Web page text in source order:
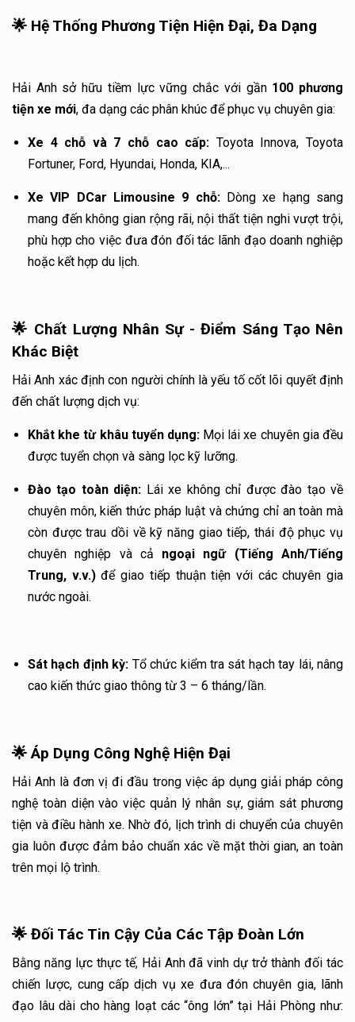
🌟 Hệ Thống Phương Tiện Hiện Đại, Đa Dạng
Hải Anh sở hữu tiềm lực vững chắc với gần 100 phương
tiện xe mới, đa dạng các phân khúc để phục vụ chuyên gia:
Xe 4 chỗ và 7 chỗ cao cấp: Toyota Innova, Toyota
Fortuner, Ford, Hyundai, Honda, KIA,...
Xe VIP DCar Limousine 9 chỗ:Dòng xe hạng sang
mang đến không gian rộng rãi, nội thất tiện nghi vượt trội,
phù hợp cho việc đưa đón đối tác lãnh đạo doanh nghiệp
hoặc kết hợp du lịch.
🌟 Chất Lượng Nhân Sự - Điểm Sáng Tạo Nên
Khác Biệt
Hải Anh xác định con người chính là yếu tố cốt lõi quyết định
đến chất lượng dịch vụ:
Khắt khe từ khâu tuyển dụng:Mọi lái xe chuyên gia đều
được tuyển chọn và sàng lọc kỹ lưỡng.
Đào tạo toàn diện: Lái xe không chỉ được đào tạo về
chuyên môn, kiến thức pháp luật và chứng chỉ an toàn mà
còn được trau dồi về kỹ năng giao tiếp, thái độ phục vụ
chuyên nghiệp và cả ngoại ngữ (Tiếng Anh/Tiếng
Trung, v.v.)để giao tiếp thuận tiện với các chuyên gia
nước ngoài.
Sát hạch định kỳ: Tổ chức kiểm tra sát hạch tay lái, nâng
cao kiến thức giao thông từ 3 – 6 tháng/lần.
🌟 Áp Dụng Công Nghệ Hiện Đại
Hải Anh là đơn vị đi đầu trong việc áp dụng giải pháp công
nghệ toàn diện vào việc quản lý nhân sự, giám sát phương
tiện và điều hành xe. Nhờ đó, lịch trình di chuyển của chuyên
gia luôn được đảm bảo chuẩn xác về mặt thời gian, an toàn
trên mọi lộ trình.
🌟 Đối Tác Tin Cậy Của Các Tập Đoàn Lớn
Bằng năng lực thực tế, Hải Anh đã vinh dự trở thành đối tác
chiến lược, cung cấp dịch vụ xe đưa đón chuyên gia, lãnh
đạo lâu dài cho hàng loạt các “ông lớn” tại Hải Phòng như: